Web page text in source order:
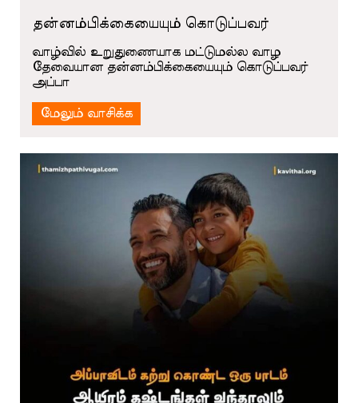
தன்னம்பிக்கையையும் கொடுப்பவர்
வாழ்வில் உறுதுணையாக மட்டுமல்ல வாழ
தேவையான தன்னம்பிக்கையையும் கொடுப்பவர்
அப்பா
மேலும் வாசிக்க